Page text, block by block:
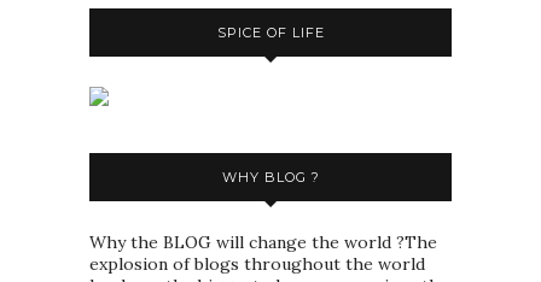
SPICE OF LIFE
WHY BLOG ?
Why the BLOG will change the world ?The
explosion of blogs throughout the world